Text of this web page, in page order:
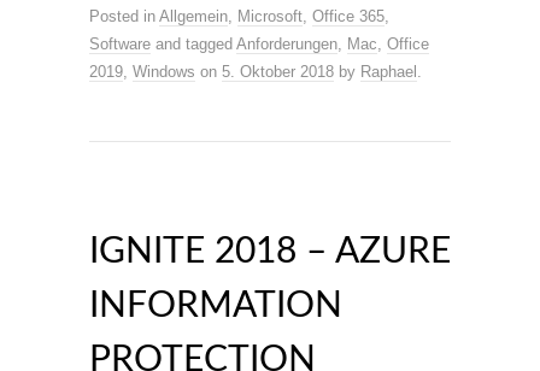
Posted in Allgemein, Microsoft, Office 365,
Software and tagged Anforderungen, Mac, Office
2019, Windows on 5. Oktober 2018 by Raphael .
IGNITE 2018 – AZURE
INFORMATION
PROTECTION